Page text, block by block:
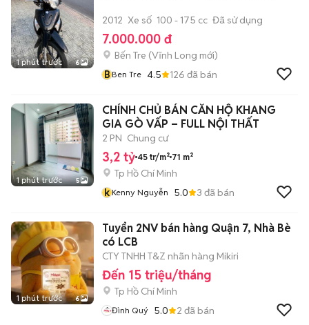
1 phút trước 6
2012 Xe số 100 - 175 cc Đã sử dụng
7.000.000 đ
Bến Tre (Vĩnh Long mới)
BBen Tre 4.5 126 đã bán
1 phút trước 5
CHÍNH CHỦ BÁN CĂN HỘ KHANG
GIA GÒ VẤP – FULL NỘI THẤT
2 PN Chung cư
3,2 tỷ 45 tr/m² 71 m²
Tp Hồ Chí Minh
k Kenny Nguyễn 5.0 3 đã bán
1 phút trước 6
Tuyển 2NV bán hàng Quận 7, Nhà Bè
có LCB
CTY TNHH T&Z nhãn hàng Mikiri
Đến 15 triệu/tháng
Tp Hồ Chí Minh
Đình Quý 5.0 2 đã bán